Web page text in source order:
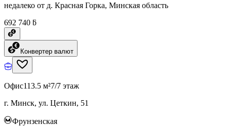
недалеко от д. Красная Горка, Минская область
692 740 ƃ
Конвертер валют
Офис113.5 м²7/7 этаж
г. Минск, ул. Цеткин, 51
Фрунзенская